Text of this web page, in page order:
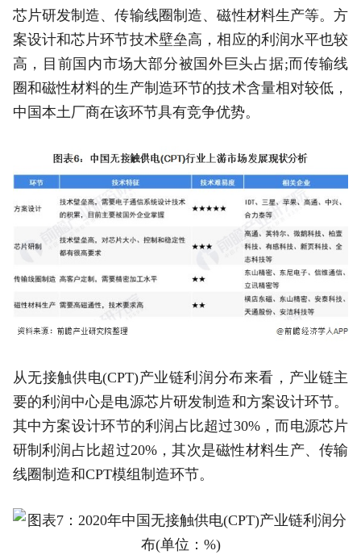
芯片研发制造、传输线圈制造、磁性材料生产等。方
案设计和芯片环节技术壁垒高，相应的利润水平也较
高，目前国内市场大部分被国外巨头占据;而传输线
圈和磁性材料的生产制造环节的技术含量相对较低，
中国本土厂商在该环节具有竞争优势。
从无接触供电(CPT)产业链利润分布来看，产业链主
要的利润中心是电源芯片研发制造和方案设计环节。
其中方案设计环节的利润占比超过30%，而电源芯片
研制利润占比超过20%，其次是磁性材料生产、传输
线圈制造和CPT模组制造环节。